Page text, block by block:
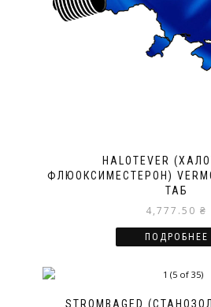
HALOTEVER
ФЛЮОКСИМЕСТЕРОН)
ТАБ
4,777.50 ₴
ПОДРОБНЕЕ
STROMBAGED